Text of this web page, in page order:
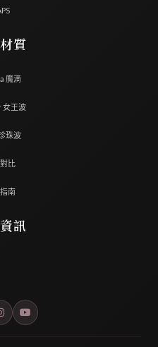
質
魔滴
女王波
珠波
比
南
訊